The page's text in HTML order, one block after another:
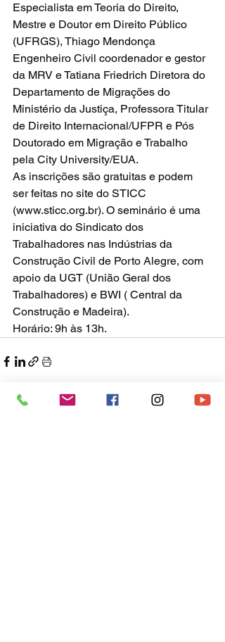
Especialista em Teoria do Direito,
Mestre e Doutor em Direito Público
(UFRGS), Thiago Mendonça
Engenheiro Civil coordenador e gestor
da MRV e Tatiana Friedrich Diretora do
Departamento de Migrações do
Ministério da Justiça, Professora Titular
de Direito Internacional/UFPR e Pós
Doutorado em Migração e Trabalho
pela City University/EUA.
As inscrições são gratuitas e podem
ser feitas no site do STICC
(www.sticc.org.br). O seminário é uma
iniciativa do Sindicato dos
Trabalhadores nas Indústrias da
Construção Civil de Porto Alegre, com
apoio da UGT (União Geral dos
Trabalhadores) e BWI ( Central da
Construção e Madeira).
Horário: 9h às 13h.